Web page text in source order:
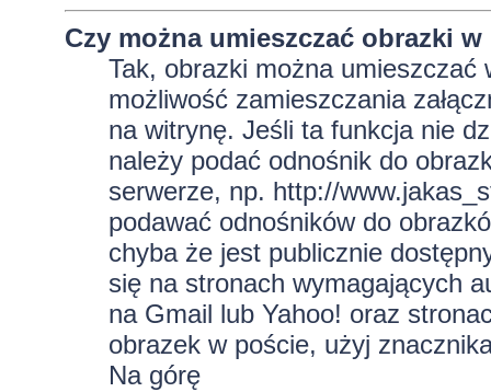
Czy można umieszczać obrazki
Tak, obrazki można umieszczać
możliwość zamieszczania
na witrynę. Jeśli ta funkcja nie
należy podać odnośnik do
serwerze, np. http://
podawać odnośników do
chyba że jest publicznie
się na stronach wymagających
na Gmail lub Yahoo! oraz
obrazek w poście, użyj
Na górę